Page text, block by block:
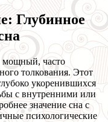
Глубинное
мощный, часто
толкования. Этот
укоренившихся
с внутренними или
значение сна с
психологические